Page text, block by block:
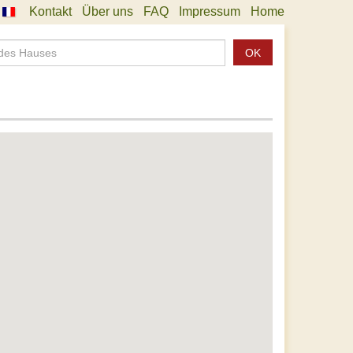
Kontakt Über uns FAQ Impressum Home
OK